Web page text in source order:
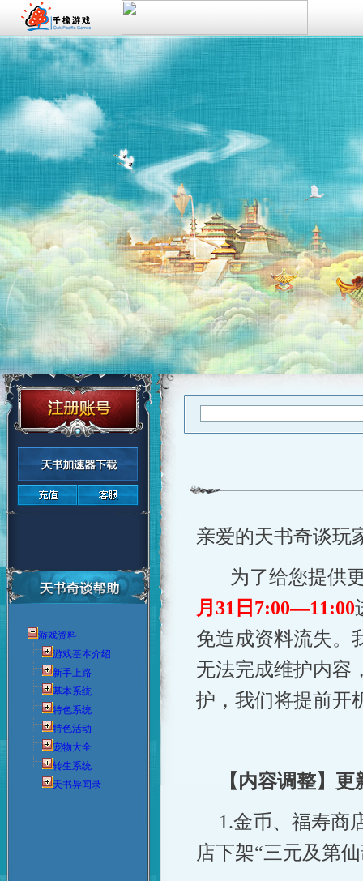
游戏资料
游戏基本介绍
新手上路
基本系统
特色系统
特色活动
宠物大全
转生系统
天书异闻录
亲爱的天书奇谈玩
为了给您提供
月31 日7:00—11:00
免造成资料流失。
无法完成维护内容
护，我们将提前开
【内容调整】 更
1.金币、福寿商
店下架“三元及第